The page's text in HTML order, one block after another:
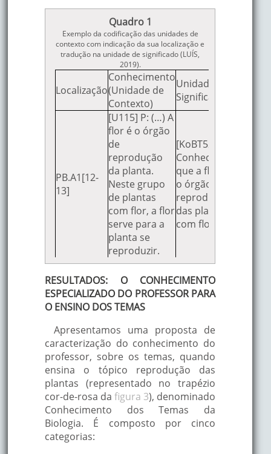
Quadro 1
Exemplo da codificação das unidades de
contexto com indicação da sua localização e
tradução na unidade de significado (LUÍS,
2019).
Localização
Conhecimento
(Unidade de
Contexto)
Unidade de
Significado
PB.A1[12-
13]
[U115] P: (…) A
flor é o órgão
de
reprodução
da planta.
Neste grupo
de plantas
com flor, a flor
serve para a
planta se
reproduzir.
[KoBT52]
Conhece
que a flor é
o órgão
reprodutivo
das plantas
com flor.
RESULTADOS: O CONHECIMENTO
ESPECIALIZADO DO PROFESSOR PARA
O ENSINO DOS TEMAS
Apresentamos uma proposta de
caracterização do conhecimento do
professor, sobre os temas, quando
ensina o tópico reprodução das
plantas (representado no trapézio
cor-de-rosa dafigura 3), denominado
Conhecimento dos Temas da
Biologia. É composto por cinco
categorias: